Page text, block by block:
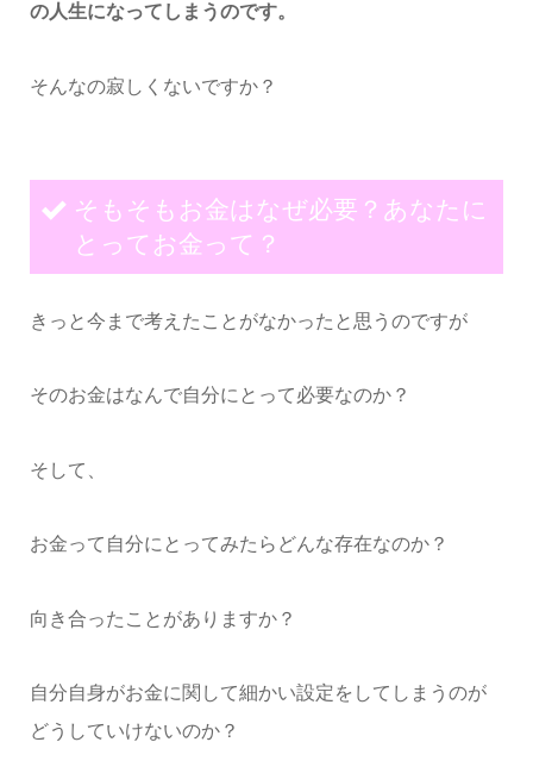
の人生になってしまうのです。
そんなの寂しくないですか？
そもそもお金はなぜ必要？あなたに
とってお金って？
きっと今まで考えたことがなかったと思うのですが
そのお金はなんで自分にとって必要なのか？
そして、
お金って自分にとってみたらどんな存在なのか？
向き合ったことがありますか？
自分自身がお金に関して細かい設定をしてしまうのが
どうしていけないのか？